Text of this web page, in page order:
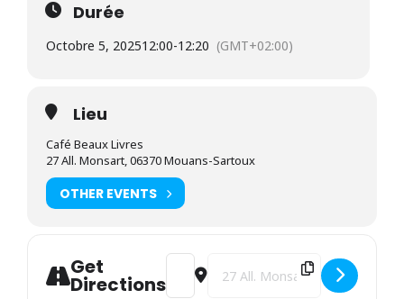
Durée
Octobre 5, 202512:00-12:20 (GMT+02:00)
Lieu
Café Beaux Livres
27 All. Monsart, 06370 Mouans-Sartoux
OTHER EVENTS
Get
Directions
Address - ENTRETIEN BERTRAND
Destination Address -